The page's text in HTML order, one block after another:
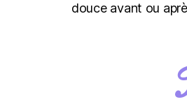
douce avant ou